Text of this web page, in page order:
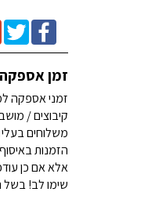
זמן
זמני אספקה למשלוח עד
קיבוצים /
משלוחים
הזמנות
אלא אם כן
שימו לב! בשל